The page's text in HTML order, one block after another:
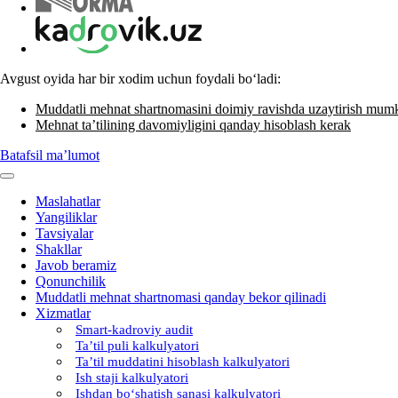
Avgust oyida har bir хodim uchun foydali boʻladi:
Muddatli mehnat shartnomasini doimiy ravishda uzaytirish
Mehnat ta’tilining davomiyligini qanday hisoblash kerak
Batafsil ma’lumot
Maslahatlar
Yangiliklar
Tavsiyalar
Shakllar
Javob beramiz
Qonunchilik
Muddatli mehnat shartnomasi qanday bekor qilinadi
Xizmatlar
Smart-kadroviy audit
Ta’til puli kalkulyatori
Ta’til muddatini hisoblash kalkulyatori
Ish staji kalkulyatori
Ishdan boʻshatish sanasi kalkulyatori